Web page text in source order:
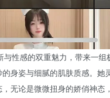
与性感的双重魅力，带来一
身姿与细腻的肌肤质感。
无论是微微扭身的娇俏神